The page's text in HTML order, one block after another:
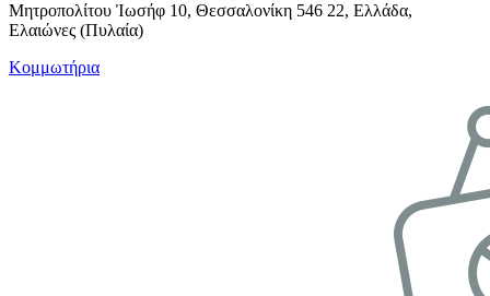
Μητροπολίτου Ἰωσήφ 10, Θεσσαλονίκη 546 22, Ελλάδα,
Ελαιώνες (Πυλαία)
Κομμωτήρια